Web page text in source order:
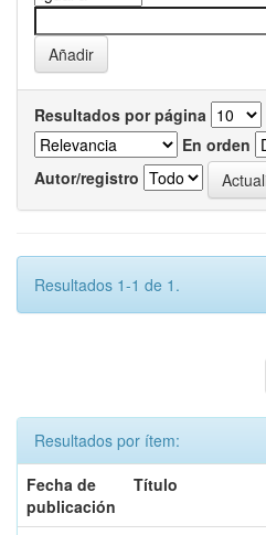
Resultados por página
En orden
Autor/registro
Resultados 1-1 de 1.
Resultados por ítem:
Fecha de
publicación
Título